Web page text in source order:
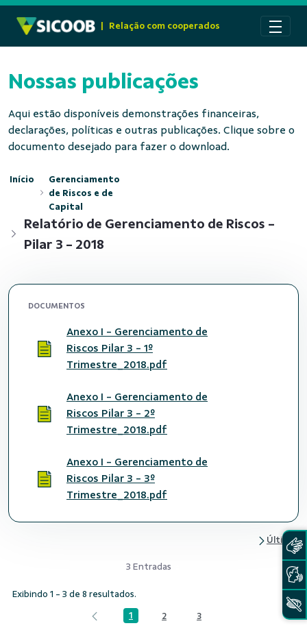
Relação com cooperados
Nossas publicações
Aqui estão disponíveis demonstrações financeiras,
declarações, políticas e outras publicações. Clique sobre o
documento desejado para fazer o download.
Início
Gerenciamento
de Riscos e de
Capital
Relatório de Gerenciamento de Riscos -
Pilar 3 - 2018
DOCUMENTOS
Anexo I - Gerenciamento de
Riscos Pilar 3 - 1º
Trimestre_2018.pdf
Anexo I - Gerenciamento de
Riscos Pilar 3 - 2º
Trimestre_2018.pdf
Anexo I - Gerenciamento de
Riscos Pilar 3 - 3º
Trimestre_2018.pdf
3 Entradas
Exibindo 1 - 3 de 8 resultados.
Página
1 Página
2 Página
3